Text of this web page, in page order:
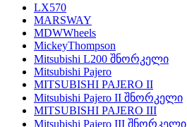
LX570
MARSWAY
MDWWheels
MickeyThompson
Mitsubishi L200 შნორკელი
Mitsubishi Pajero
MITSUBISHI PAJERO II
Mitsubishi Pajero II შნორკელი
MITSUBISHI PAJERO III
Mitsubishi Pajero III შნორკელი